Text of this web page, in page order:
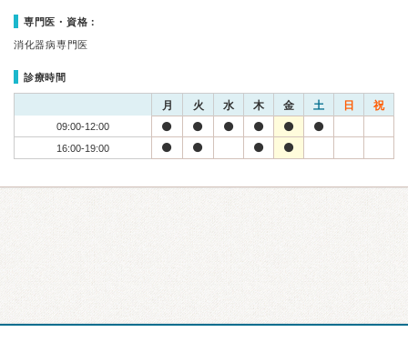
専門医・資格：
消化器病専門医
診療時間
月 火 水 木 金 土 日 祝
09:00-12:00
16:00-19:00